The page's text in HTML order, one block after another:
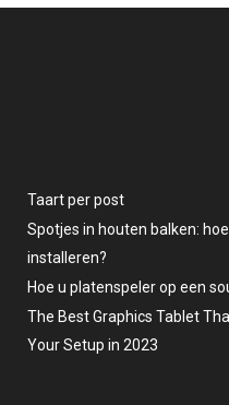
Taart per post
Spotjes in houten balken:
installeren?
Hoe u platenspeler op een
The Best Graphics Tablet
Your Setup in 2023